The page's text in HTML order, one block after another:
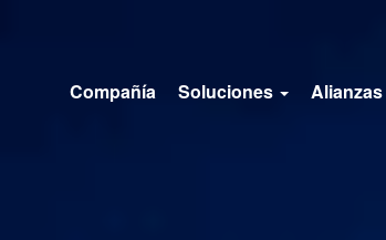
Compañía Soluciones Alianzas